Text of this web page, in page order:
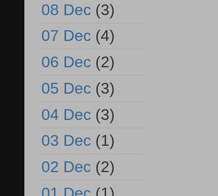
08 Dec (3)
07 Dec (4)
06 Dec (2)
05 Dec (3)
04 Dec (3)
03 Dec (1)
02 Dec (2)